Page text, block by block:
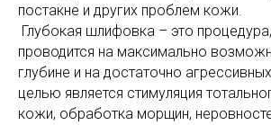
постакне и других проблем кожи.
Глубокая шлифовка – это
проводится на максимально
глубине и на достаточно
целью является стимуляция
кожи, обработка морщин,